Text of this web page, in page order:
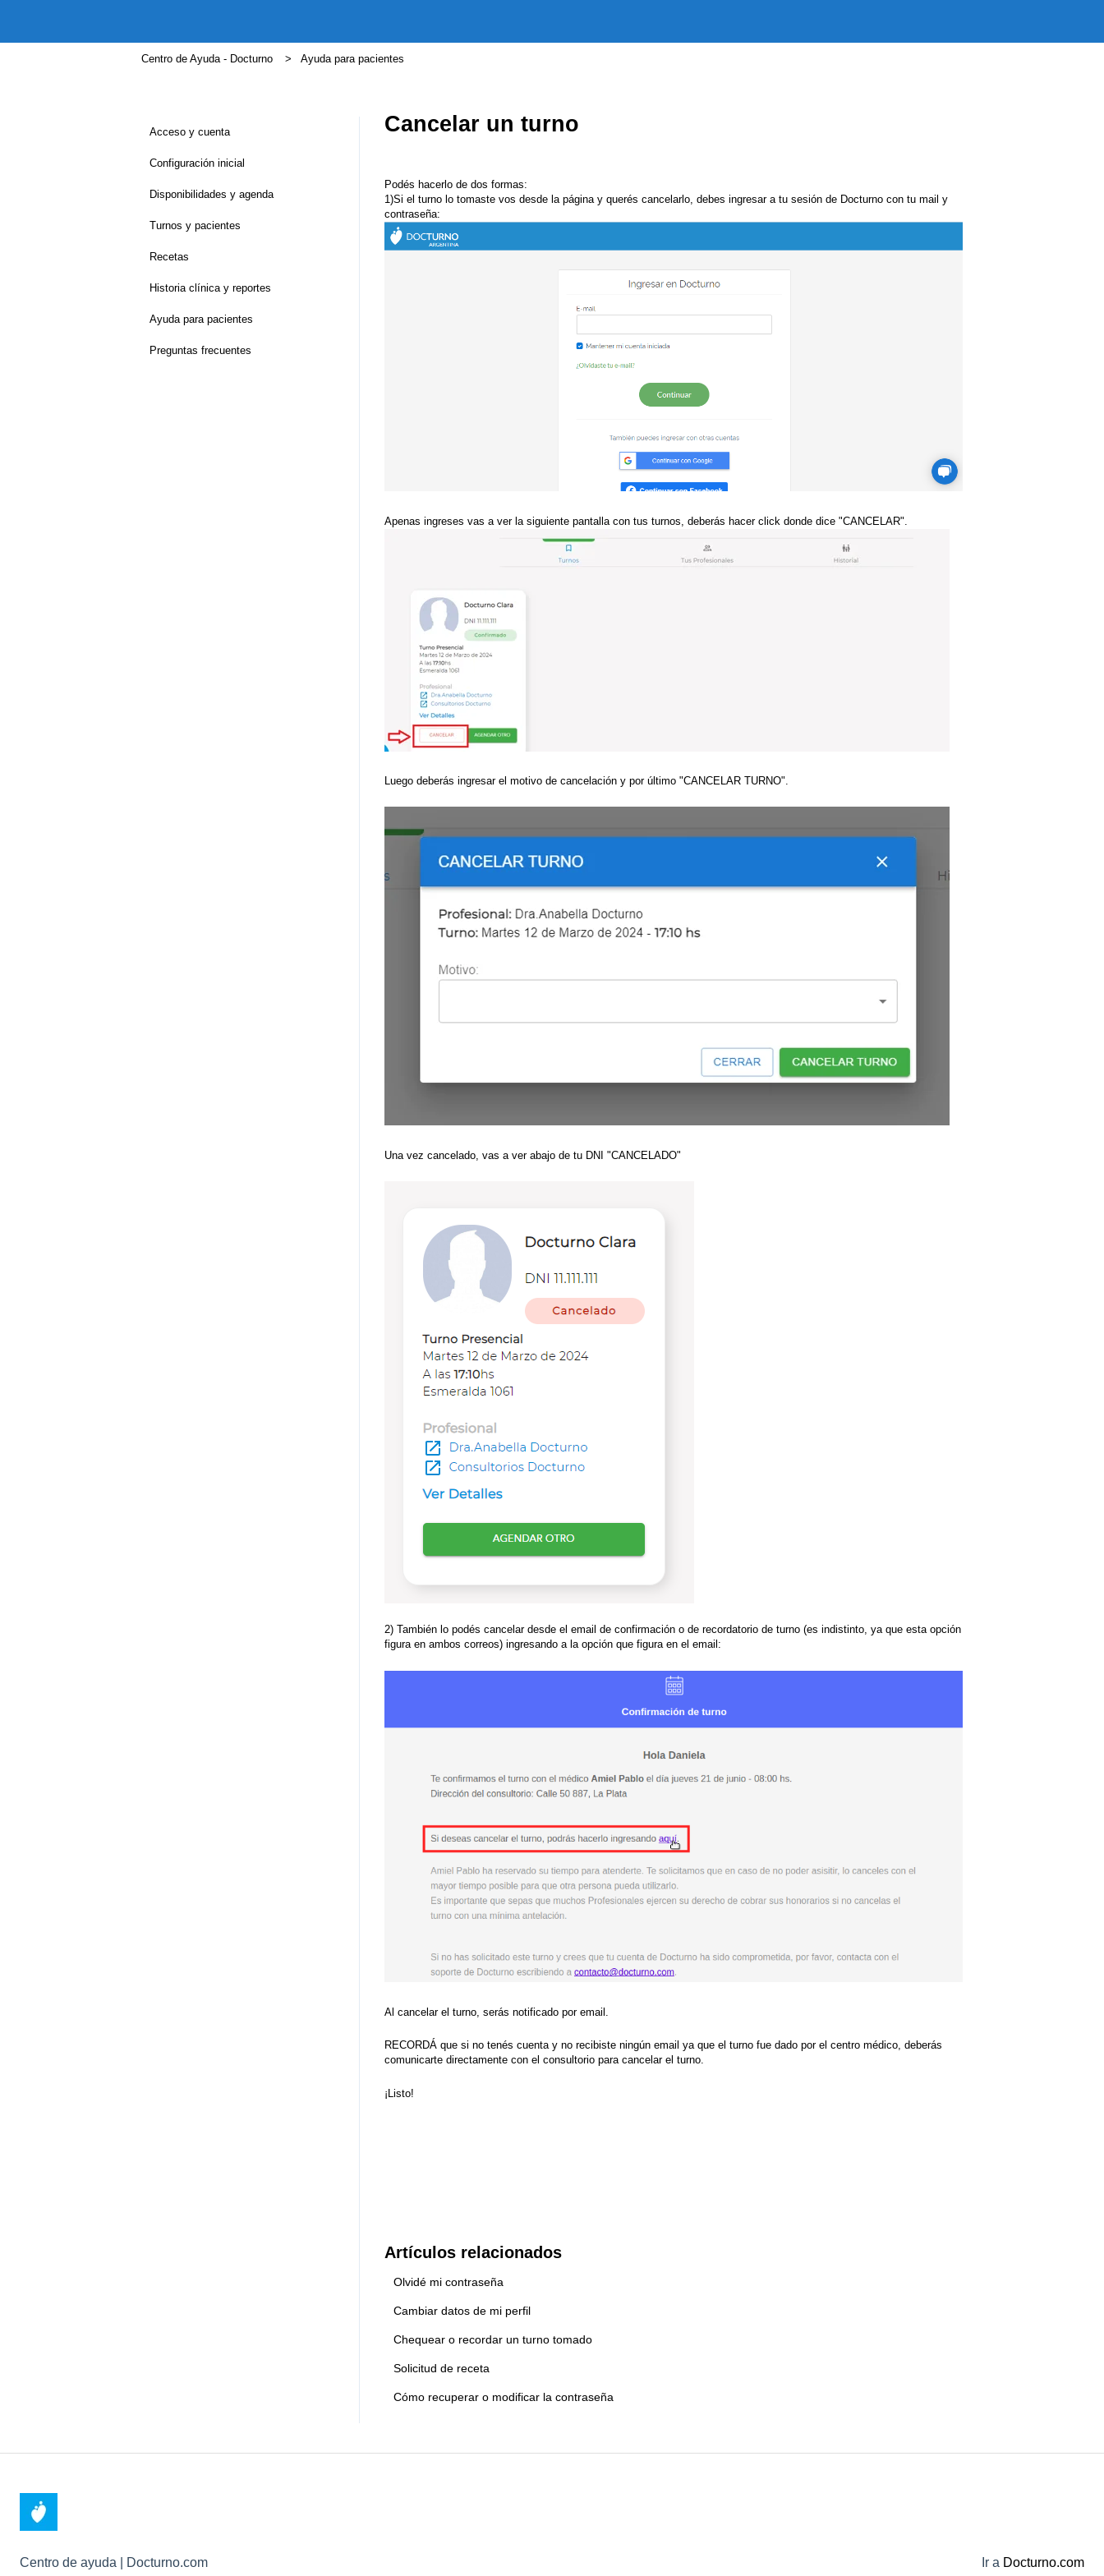
Centro de Ayuda - Docturno Ayuda para pacientes
Cancelar un turno
Podés hacerlo de dos formas:
1)Si el turno lo tomaste vos desde la página y querés cancelarlo, debes ingresar a tu sesión de Docturno con tu mail y
contraseña:
Apenas ingreses vas a ver la siguiente pantalla con tus turnos, deberás hacer click donde dice "CANCELAR".
Luego deberás ingresar el motivo de cancelación y por último "CANCELAR TURNO".
Una vez cancelado, vas a ver abajo de tu DNI "CANCELADO"
2) También lo podés cancelar desde el email de confirmación o de recordatorio de turno (es indistinto, ya que esta opción
figura en ambos correos) ingresando a la opción que figura en el email:
Al cancelar el turno, serás notificado por email.
RECORDÁ que si no tenés cuenta y no recibiste ningún email ya que el turno fue dado por el centro médico, deberás
comunicarte directamente con el consultorio para cancelar el turno.
¡Listo!
Artículos relacionados
Olvidé mi contraseña
Cambiar datos de mi perfil
Chequear o recordar un turno tomado
Solicitud de receta
Cómo recuperar o modificar la contraseña
Acceso y cuenta
Configuración inicial
Disponibilidades y agenda
Turnos y pacientes
Recetas
Historia clínica y reportes
Ayuda para pacientes
Preguntas frecuentes
Centro de ayuda | Docturno.com Ir a Docturno.com